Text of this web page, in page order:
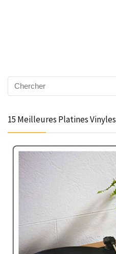
15 Meilleures Platines Vinyles